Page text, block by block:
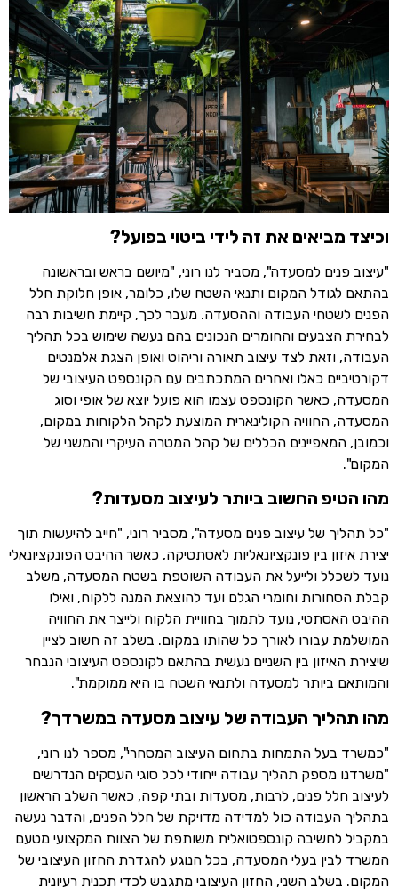
וכיצד מביאים את זה לידי ביטוי בפועל?
"עיצוב פנים למסעדה", מסביר לנו רוני, "מיושם בראש ובראשונה
בהתאם לגודל המקום ותנאי השטח שלו, כלומר, אופן חלוקת חלל
הפנים לשטחי העבודה וההסעדה. מעבר לכך, קיימת חשיבות רבה
לבחירת הצבעים והחומרים הנכונים בהם נעשה שימוש בכל תהליך
העבודה, וזאת לצד עיצוב תאורה וריהוט ואופן הצגת אלמנטים
דקורטיביים כאלו ואחרים המתכתבים עם הקונספט העיצובי של
המסעדה, כאשר הקונספט עצמו הוא פועל יוצא של אופי וסוג
המסעדה, החוויה הקולינארית המוצעת לקהל הלקוחות במקום,
וכמובן, המאפיינים הכללים של קהל המטרה העיקרי והמשני של
המקום".
מהו הטיפ החשוב ביותר לעיצוב מסעדות?
"כל תהליך של עיצוב פנים מסעדה", מסביר רוני, "חייב להיעשות תוך
יצירת איזון בין פונקציונאליות לאסתטיקה, כאשר ההיבט הפונקציונאלי
נועד לשכלל ולייעל את העבודה השוטפת בשטח המסעדה, משלב
קבלת הסחורות וחומרי הגלם ועד להוצאת המנה ללקוח, ואילו
ההיבט האסתטי, נועד לתמוך בחוויית הלקוח ולייצר את החוויה
המושלמת עבורו לאורך כל שהותו במקום. בשלב זה חשוב לציין
שיצירת האיזון בין השניים נעשית בהתאם לקונספט העיצובי הנבחר
והמותאם ביותר למסעדה ולתנאי השטח בו היא ממוקמת".
מהו תהליך העבודה של עיצוב מסעדה במשרדך?
"כמשרד בעל התמחות בתחום העיצוב המסחרי", מספר לנו רוני,
"משרדנו מספק תהליך עבודה ייחודי לכל סוגי העסקים הנדרשים
לעיצוב חלל פנים, לרבות, מסעדות ובתי קפה, כאשר השלב הראשון
בתהליך העבודה כול למדידה מדויקת של חלל הפנים, והדבר נעשה
במקביל לחשיבה קונספטואלית משותפת של הצוות המקצועי מטעם
המשרד לבין בעלי המסעדה, בכל הנוגע להגדרת החזון העיצובי של
המקום. בשלב השני, החזון העיצובי מתגבש לכדי תכנית רעיונית